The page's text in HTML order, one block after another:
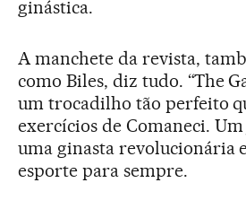
ginástica.
A manchete da revista,
como Biles, diz tudo. “The
um trocadilho tão perfeito
exercícios de Comaneci.
uma ginasta revolucionária
esporte para sempre.